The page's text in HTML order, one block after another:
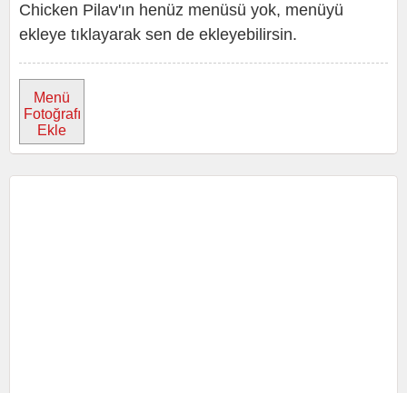
Chicken Pilav'ın henüz menüsü yok, menüyü
ekleye tıklayarak sen de ekleyebilirsin.
Menü
Fotoğrafı
Ekle